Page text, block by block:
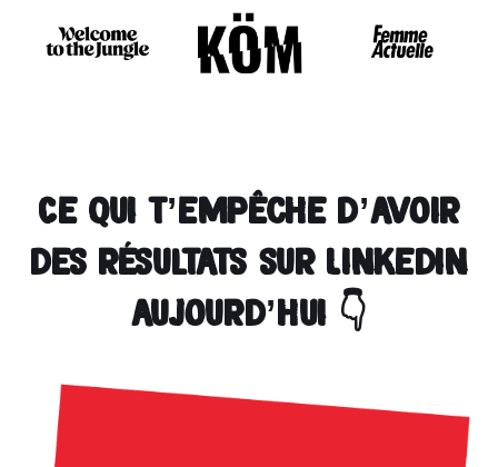
Ce qui t’empêche d’avoir
des résultats sur Linkedin
aujourd’hui 👇